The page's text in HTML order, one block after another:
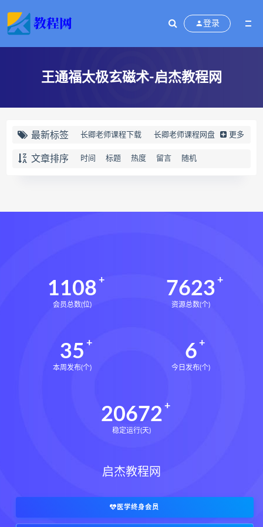
登录
王通福太极玄磁术-启杰教程网
最新标签 长卿老师课程下载 长卿老师课程网盘
长卿老师闲者密训
六爻万象答疑全书
道家八字化解指导册下载
道家八字化解指导册电子书
道家八字化解指导册
过三关与做功实例pdf
过三关与做功实例电子书
寻龙点穴高级班课程下载
寻龙点穴高级班课程
辰南择吉日下载 辰南择吉日网盘
更多
文章排序 时间 标题 热度 留言 随机
1108
会员总数(位)
7623
资源总数(个)
35
本周发布(个)
6
今日发布(个)
20672
稳定运行(天)
启杰教程网
医学终身会员